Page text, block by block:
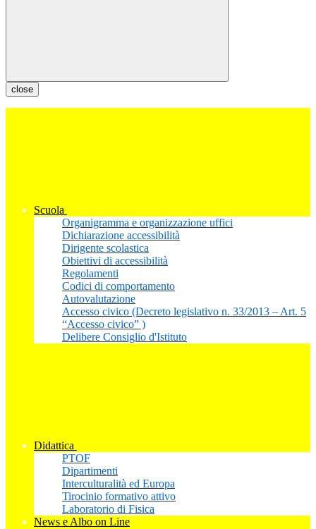
close
Scuola
Organigramma e organizzazione uffici
Dichiarazione accessibilità
Dirigente scolastica
Obiettivi di accessibilità
Regolamenti
Codici di comportamento
Autovalutazione
Accesso civico (Decreto legislativo n. 33/2013 – Art. 5
“Accesso civico” )
Delibere Consiglio d'Istituto
Didattica
PTOF
Dipartimenti
Interculturalità ed Europa
Tirocinio formativo attivo
Laboratorio di Fisica
News e Albo on Line